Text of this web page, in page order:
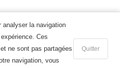
analyser la navigation
Ces
ne sont pas partagées
navigation, vous
Quitter
au panier